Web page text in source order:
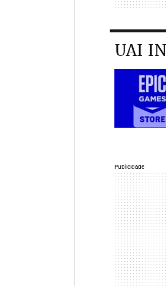
UAI
Publicidade